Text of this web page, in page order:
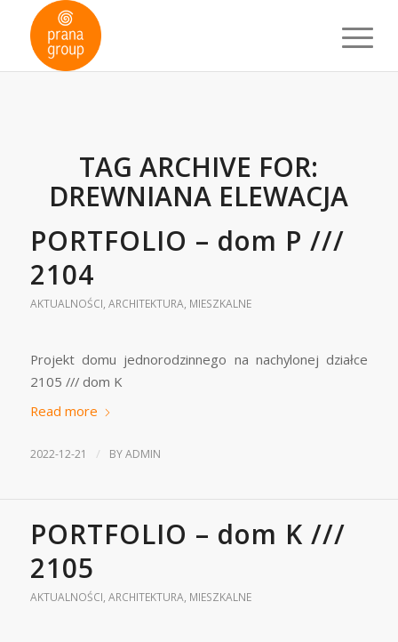
TAG ARCHIVE FOR:
DREWNIANA ELEWACJA
PORTFOLIO – dom P ///
2104
AKTUALNOŚCI, ARCHITEKTURA, MIESZKALNE
Projekt domu jednorodzinnego na nachylonej działce
2105 /// dom K
Read more
2022-12-21 / BYADMIN
PORTFOLIO – dom K ///
2105
AKTUALNOŚCI, ARCHITEKTURA, MIESZKALNE